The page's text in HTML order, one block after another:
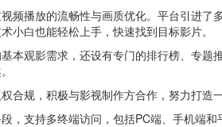
频播放的流畅性与画质优化。平台引进
小白也能轻松上手，快速找到目标影片。
本观影需求，还设有专门的排行榜、专
合规，积极与影视制作方合作，努力打造
，支持多终端访问，包括PC端、手机端